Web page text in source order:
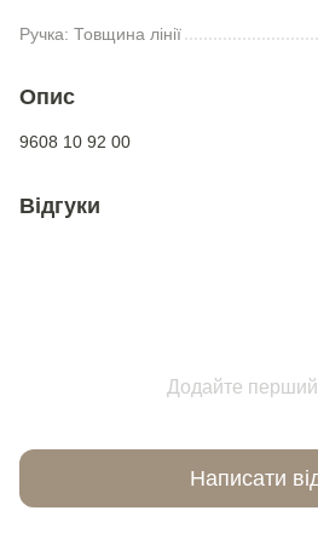
Ручка: Товщина лінії
Опис
9608 10 92 00
Відгуки
Додайте перший
Написати